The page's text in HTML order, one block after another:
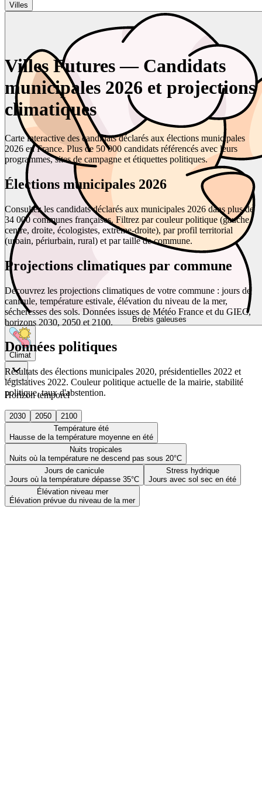
Villes
Brebis galeuses
Climat
Horizon temporel
2030 2050
2100
Température été
Hausse de la température moyenne en été
Nuits tropicales
Nuits où la température ne descend pas sous 20°C
Jours de canicule
Jours où la température dépasse 35°C
Stress hydrique
Jours avec sol sec en été
Élévation niveau mer
Élévation prévue du niveau de la mer
Villes Futures — Candidats
municipales 2026 et projections
climatiques
Carte interactive des candidats déclarés aux élections municipales
2026 en France. Plus de 50 000 candidats référencés avec leurs
programmes, sites de campagne et étiquettes politiques.
Élections municipales 2026
Consultez les candidats déclarés aux municipales 2026 dans plus de
34 000 communes françaises. Filtrez par couleur politique (gauche,
centre, droite, écologistes, extrême-droite), par profil territorial
(urbain, périurbain, rural) et par taille de commune.
Projections climatiques par commune
Découvrez les projections climatiques de votre commune : jours de
canicule, température estivale, élévation du niveau de la mer,
sécheresses des sols. Données issues de Météo France et du GIEC,
horizons 2030, 2050 et 2100.
Données politiques
Résultats des élections municipales 2020, présidentielles 2022 et
législatives 2022. Couleur politique actuelle de la mairie, stabilité
politique, taux d'abstention.